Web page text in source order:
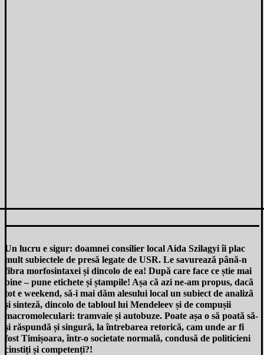
Un lucru e sigur: doamnei consilier local Aida Szilagyi îi plac
mult subiectele de presă legate de USR. Le savurează până-n
fibra morfosintaxei și dincolo de ea! După care face ce știe mai
bine – pune etichete și ștampile! Așa că azi ne-am propus, dacă
tot e weekend, să-i mai dăm alesului local un subiect de analiză
și sinteză, dincolo de tabloul lui Mendeleev și de compușii
macromoleculari: tramvaie și autobuze. Poate așa o să poată să-
și răspundă și singură, la întrebarea retorică, cam unde ar fi
fost Timișoara, într-o societate normală, condusă de politicieni
cinstiți și competenți?!